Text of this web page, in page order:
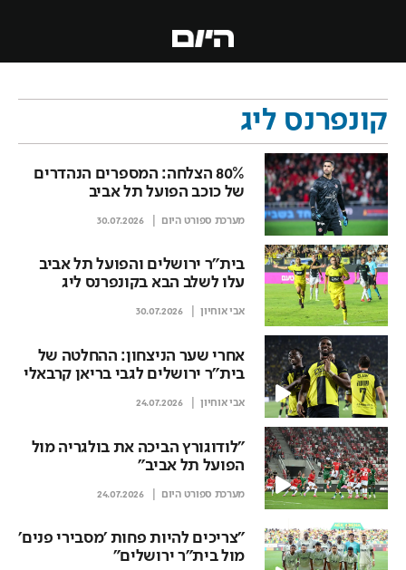
קונפרנס ליג
80% הצלחה: המספרים הנהדרים
של כוכב הפועל תל אביב
מערכת ספורט היום 30.07.2026
בית"ר ירושלים והפועל תל אביב
עלו לשלב הבא בקונפרנס ליג
אבי אוחיון 30.07.2026
אחרי שער הניצחון: ההחלטה של
בית"ר ירושלים לגבי בריאן קרבאלי
אבי אוחיון 24.07.2026
"לודוגורץ הביכה את בולגריה מול
הפועל תל אביב"
מערכת ספורט היום 24.07.2026
"צריכים להיות פחות 'מסבירי פנים'
מול בית"ר ירושלים"